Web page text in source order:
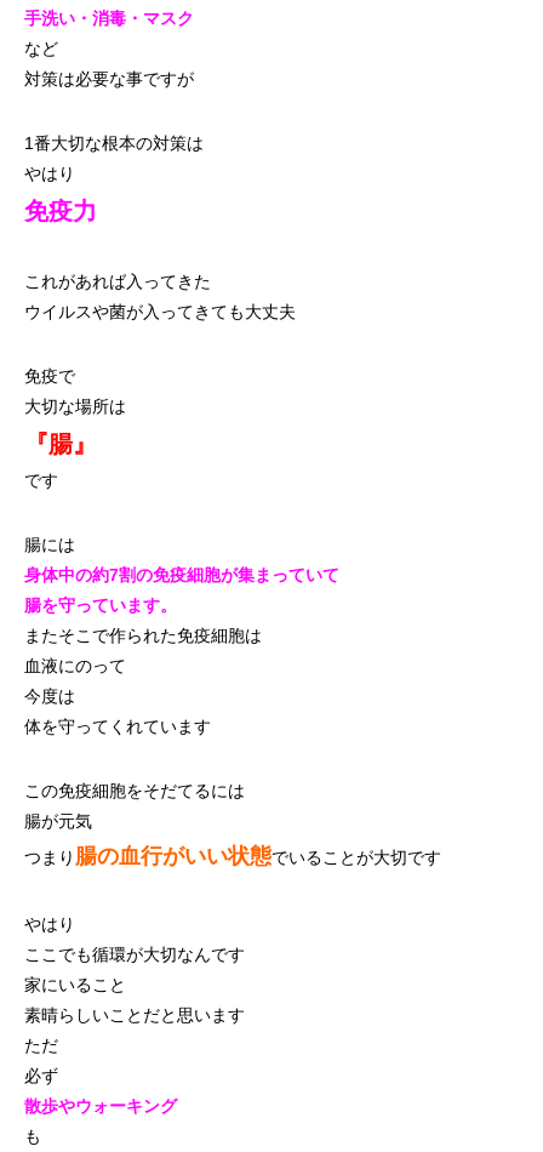
手洗い・消毒・マスク
など
対策は必要な事ですが
1番大切な根本の対策は
やはり
免疫力
これがあれば入ってきた
ウイルスや菌が入ってきても大丈夫
免疫で
大切な場所は
『腸』
です
腸には
身体中の約7割の免疫細胞が集まっていて
腸を守っています。
またそこで作られた免疫細胞は
血液にのって
今度は
体を守ってくれています
この免疫細胞をそだてるには
腸が元気
つまり 腸の血行がいい状態でいることが大切です
やはり
ここでも循環が大切なんです
家にいること
素晴らしいことだと思います
ただ
必ず
散歩やウォーキング
も